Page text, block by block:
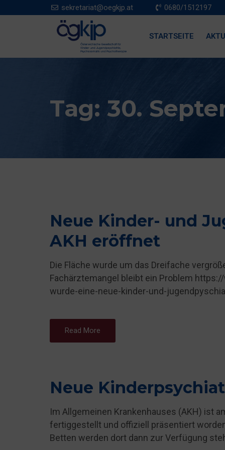
sekretariat@oegkjp.at 0680/1512197
STARTSEITE
Tag: 30.
Neue Kinder- und
AKH eröffnet
Die Fläche wurde um das Dreifache
Fachärztemangel bleibt ein Problem
wurde-eine-neue-kinder-und-
Read More
Neue
Im Allgemeinen Krankenhauses (AKH) ist
fertiggestellt und offiziell präsentiert
Betten werden dort dann zur Verfügung